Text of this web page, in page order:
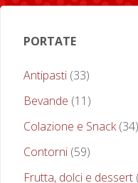
PORTATE
Antipasti (33)
Bevande (11)
Colazione e Snack(34)
Contorni (59)
Frutta, dolci e dessert